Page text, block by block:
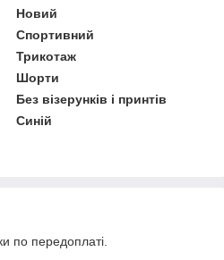
Новий
Спортивний
Трикотаж
Шорти
Без візерунків і принтів
Синій
по передоплаті.